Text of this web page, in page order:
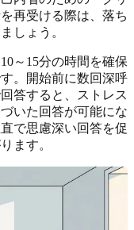
再受ける際は、落ち
しょう。
～15分の時間を確保
。開始前に数回深呼
答すると、ストレス
いた回答が可能にな
で思慮深い回答を促
ます。